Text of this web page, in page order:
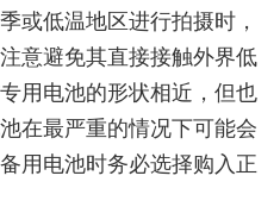
或低温地区进行拍摄时，
意避免其直接接触外界低
用电池的形状相近，但也
在最严重的情况下可能会
用电池时务必选择购入正